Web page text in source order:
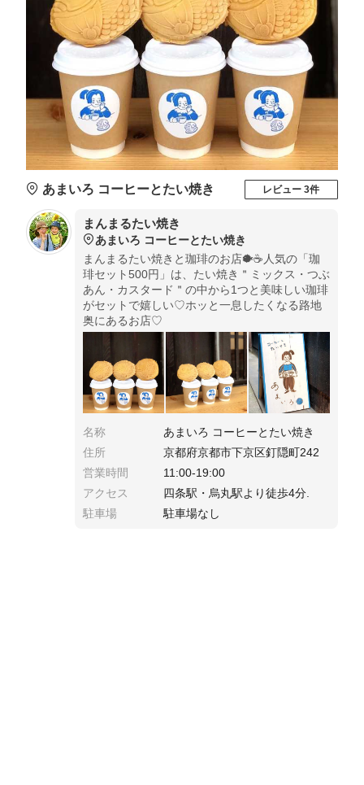
あまいろ コーヒーとたい焼き レビュー 3件
まんまるたい焼き
あまいろ コーヒーとたい焼き
まんまるたい焼きと珈琲のお店🐡☕️人気の「珈
琲セット500円」は、たい焼き＂ミックス・つぶ
あん・カスタード＂の中から1つと美味しい珈琲
がセットで嬉しい♡ホッと一息したくなる路地
奥にあるお店♡
名称
あまいろ コーヒーとたい焼き
住所
京都府京都市下京区釘隠町242
営業時間
11:00-19:00
アクセス
四条駅・烏丸駅より徒歩4分.
駐車場
駐車場なし